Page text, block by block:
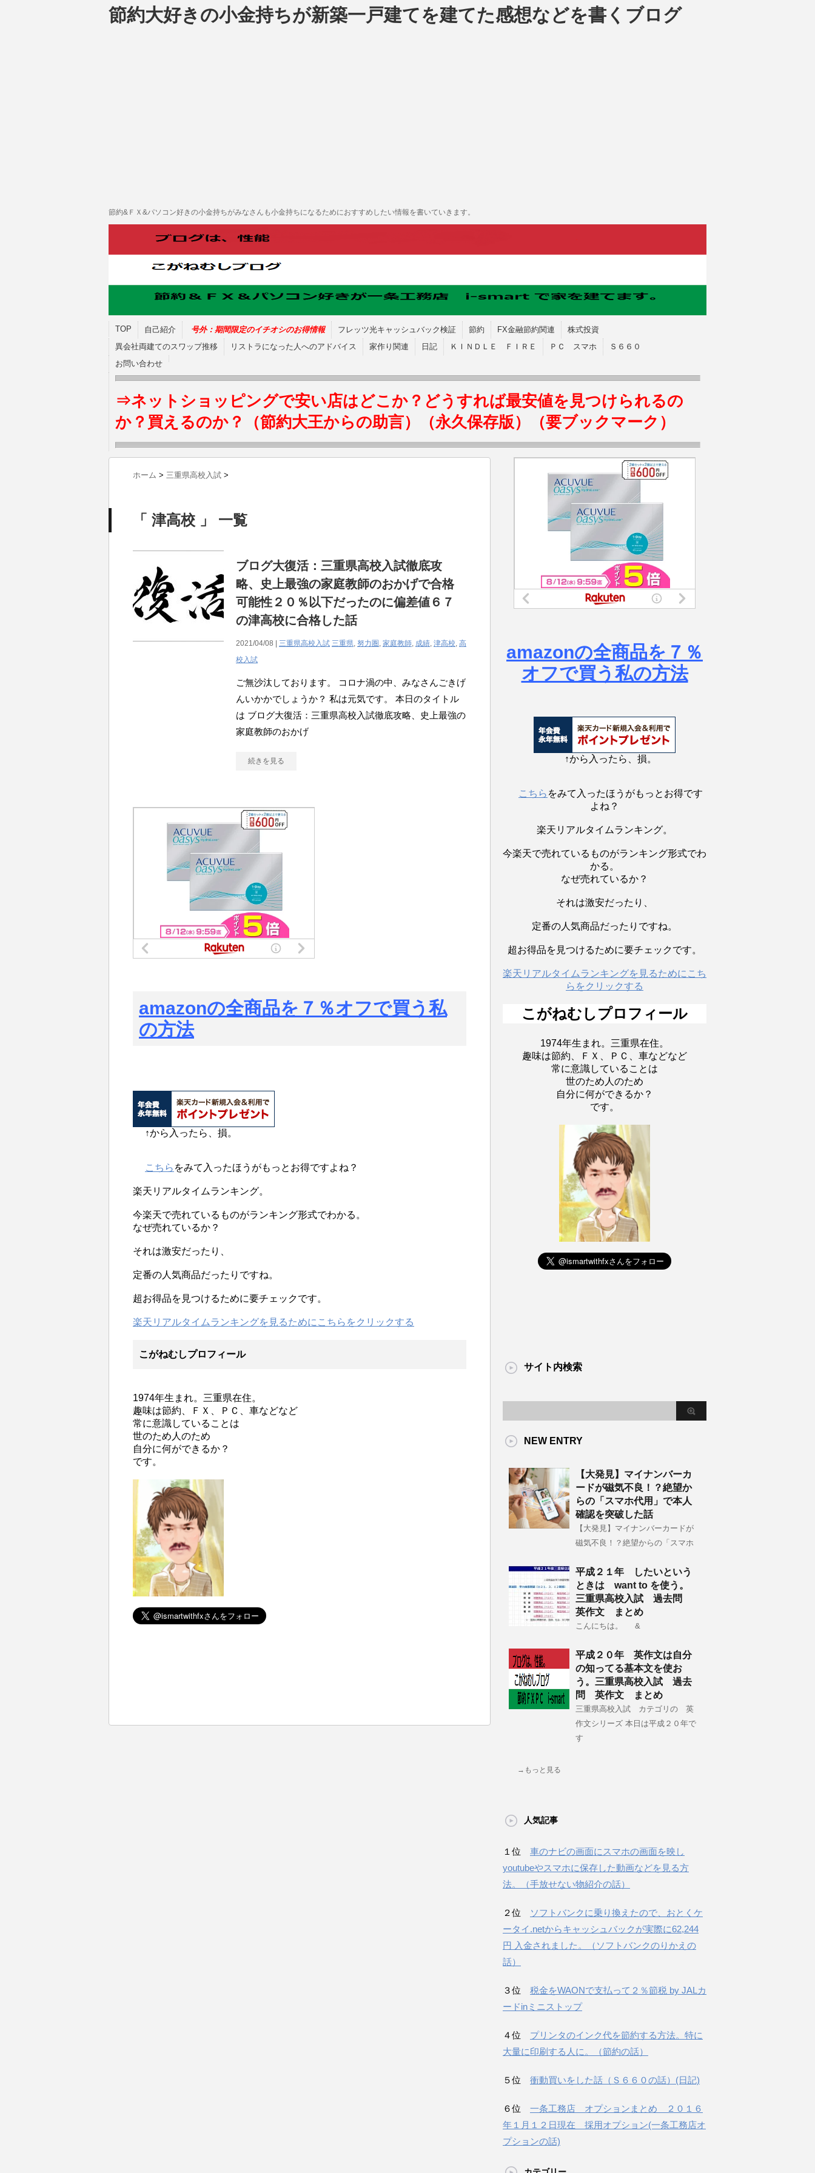
節約大好きの小金持ちが新築一戸建てを建てた感想などを書くブログ
節約&ＦＸ&パソコン好きの小金持ちがみなさんも小金持ちになるためにおすすめしたい情報を書いていきます。
TOP 自己紹介 号外：期間限定のイチオシのお得情報 フレッツ光キャッシュバック検証 節約 FX金融節約関連
株式投資
異会社両建てのスワップ推移
リストラになった人へのアドバイス 家作り関連 日記 ＫＩＮＤＬＥ ＦＩＲＥ ＰＣ スマホ
Ｓ６６０
お問い合わせ
⇒ネットショッピングで安い店はどこか？どうすれば最安値を見つけられるの
か？買えるのか？（節約大王からの助言）（永久保存版）（要ブックマーク）
ホーム > 三重県高校入試 >
「 津高校 」 一覧
ブログ大復活：三重県高校入試徹底攻
略、史上最強の家庭教師のおかげで合格
可能性２０％以下だったのに偏差値６７
の津高校に合格した話
2021/04/08 | 三重県高校入試 三重県, 努力圏 , 家庭教師, 成績, 津高校, 高
校入試
ご無沙汰しております。 コロナ渦の中、みなさんごきげ
んいかかでしょうか？ 私は元気です。 本日のタイトル
は ブログ大復活：三重県高校入試徹底攻略、史上最強の
家庭教師のおかげ
続きを見る
amazonの全商品を７％オフで買う私
の方法
↑から入ったら、損。
こちら をみて入ったほうがもっとお得ですよね？
楽天リアルタイムランキング。
今楽天で売れているものがランキング形式でわかる。
なぜ売れているか？
それは激安だったり、
定番の人気商品だったりですね。
超お得品を見つけるために要チェックです。
楽天リアルタイムランキングを見るためにこちらをクリックする
こがねむしプロフィール
1974年生まれ。三重県在住。
趣味は節約、ＦＸ、ＰＣ、車などなど
常に意識していることは
世のため人のため
自分に何ができるか？
です。
amazonの全商品を７％
オフで買う私の方法
↑から入ったら、損。
こちら をみて入ったほうがもっとお得です
よね？
楽天リアルタイムランキング。
今楽天で売れているものがランキング形式でわ
かる。
なぜ売れているか？
それは激安だったり、
定番の人気商品だったりですね。
超お得品を見つけるために要チェックです。
楽天リアルタイムランキングを見るためにこち
らをクリックする
こがねむしプロフィール
1974年生まれ。三重県在住。
趣味は節約、ＦＸ、ＰＣ、車などなど
常に意識していることは
世のため人のため
自分に何ができるか？
です。
サイト内検索
NEW ENTRY
【大発見】マイナンバーカ
ードが磁気不良！？絶望か
らの「スマホ代用」で本人
確認を突破した話
【大発見】マイナンバーカードが
磁気不良！？絶望からの「スマホ
平成２１年 したいという
ときは want to を使う。
三重県高校入試 過去問
英作文 まとめ
こんにちは。 &
平成２０年 英作文は自分
の知ってる基本文を使お
う。三重県高校入試 過去
問 英作文 まとめ
三重県高校入試 カテゴリの 英
作文シリーズ 本日は平成２０年で
す
→もっと見る
人気記事
１位 車のナビの画面にスマホの画面を映し
youtubeやスマホに保存した動画などを見る方
法。（手放せない物紹介の話）
２位
ソフトバンクに乗り換えたので、おとくケ
ータイ.netからキャッシュバックが実際に62,244
円 入金されました。（ソフトバンクのりかえの
話）
３位 税金をWAONで支払って２％節税 by JALカ
ードinミニストップ
４位 プリンタのインク代を節約する方法。特に
大量に印刷する人に。（節約の話）
５位 衝動買いをした話（Ｓ６６０の話）(日記)
６位 一条工務店 オプションまとめ ２０１６
年１月１２日現在 採用オプション(一条工務店オ
プションの話)